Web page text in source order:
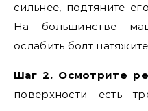
сильнее, подтяните
На большинстве
ослабить болт
Шаг 2. Осмотрите
поверхности есть